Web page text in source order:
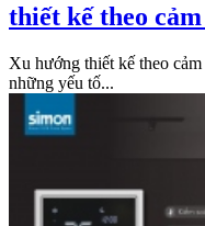
thiết kế theo
Xu hướng thiết kế theo
những yếu tố...